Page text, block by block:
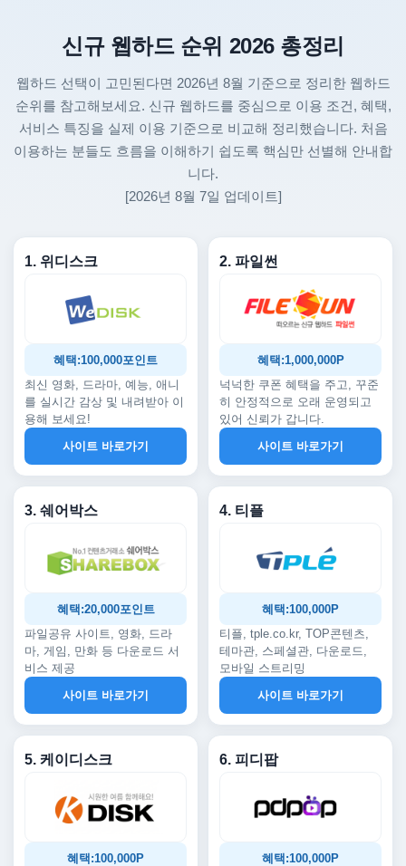
신규 웹하드 순위 2026 총정리
웹하드 선택이 고민된다면 2026년 8월 기준으로 정리한 웹하드
순위를 참고해보세요. 신규 웹하드를 중심으로 이용 조건, 혜택,
서비스 특징을 실제 이용 기준으로 비교해 정리했습니다. 처음
이용하는 분들도 흐름을 이해하기 쉽도록 핵심만 선별해 안내합
니다.
[2026년 8월 7일 업데이트]
1. 위디스크
혜택:100,000포인트
최신 영화, 드라마, 예능, 애니
를 실시간 감상 및 내려받아 이
용해 보세요!
사이트 바로가기
2. 파일썬
혜택:1,000,000P
넉넉한 쿠폰 혜택을 주고, 꾸준
히 안정적으로 오래 운영되고
있어 신뢰가 갑니다.
사이트 바로가기
3. 쉐어박스
혜택:20,000포인트
파일공유 사이트, 영화, 드라
마, 게임, 만화 등 다운로드 서
비스 제공
사이트 바로가기
4. 티플
혜택:100,000P
티플, tple.co.kr, TOP콘텐츠,
테마관, 스페셜관, 다운로드,
모바일 스트리밍
사이트 바로가기
5. 케이디스크
혜택:100,000P
6. 피디팝
혜택:100,000P